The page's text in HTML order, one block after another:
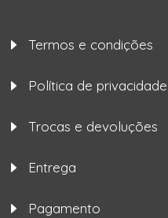
Termos e condições
Política de privacidade
Trocas e devoluções
Entrega
Pagamento